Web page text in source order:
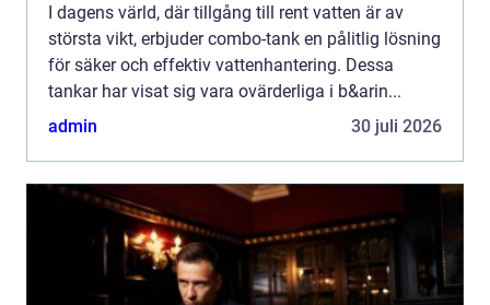
I dagens värld, där tillgång till rent vatten är av
största vikt, erbjuder combo-tank en pålitlig lösning
för säker och effektiv vattenhantering. Dessa
tankar har visat sig vara ovärderliga i b&arin...
admin
30 juli 2026